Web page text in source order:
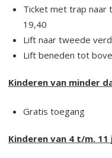
Ticket met trap naar
19,40
Lift naar tweede
Lift beneden tot
Kinderen van minder
Gratis toegang
Kinderen van 4 t/m. 11